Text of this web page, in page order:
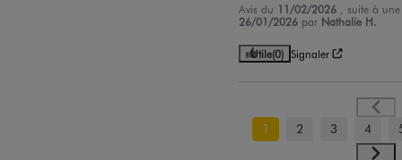
Avis du 11/02/2026
, suite à
26/01/2026 par Nathalie H.
Utile(0) Signaler
1 2 3 4